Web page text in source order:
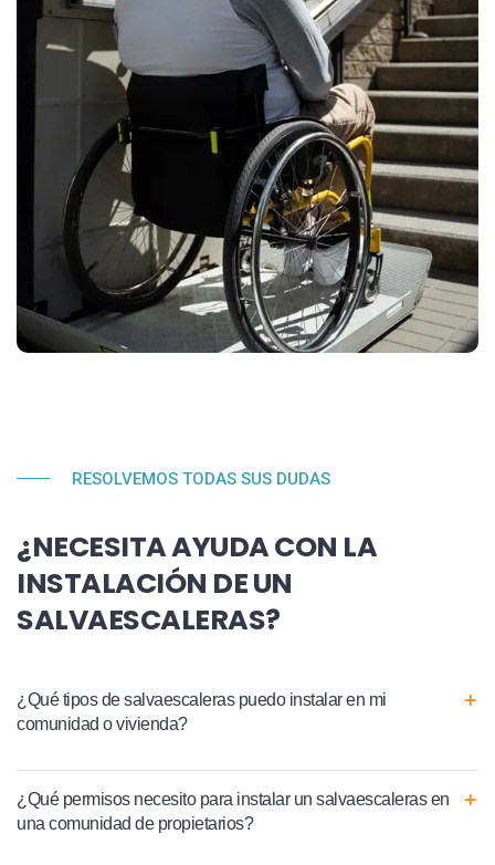
RESOLVEMOS TODAS SUS DUDAS
¿NECESITA AYUDA CON LA
INSTALACIÓN DE UN
SALVAESCALERAS?
¿Qué tipos de salvaescaleras puedo instalar en mi
comunidad o vivienda?
¿Qué permisos necesito para instalar un salvaescaleras en
una comunidad de propietarios?